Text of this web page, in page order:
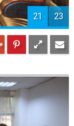
21 23